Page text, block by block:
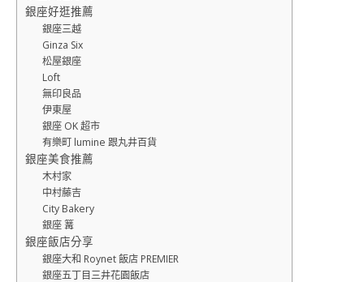
銀座好逛推薦
銀座三越
Ginza Six
松屋銀座
Loft
無印良品
伊東屋
銀座 OK 超市
有樂町 lumine 跟丸井百貨
銀座美食推薦
木村家
中村藤吉
City Bakery
銀座 篝
銀座飯店分享
銀座大和 Roynet 飯店 PREMIER
銀座五丁目三井花園飯店